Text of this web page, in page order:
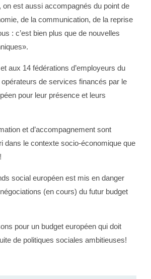
on est aussi accompagnés du point de
de la communication, de la reprise
: c’est bien plus que de nouvelles
aux 14 fédérations d’employeurs du
de services financés par le
pour leur présence et leurs
et d’accompagnement sont
dans le contexte socio-économique que
social européen est mis en danger
(en cours) du futur budget
pour un budget européen qui doit
de politiques sociales ambitieuses!